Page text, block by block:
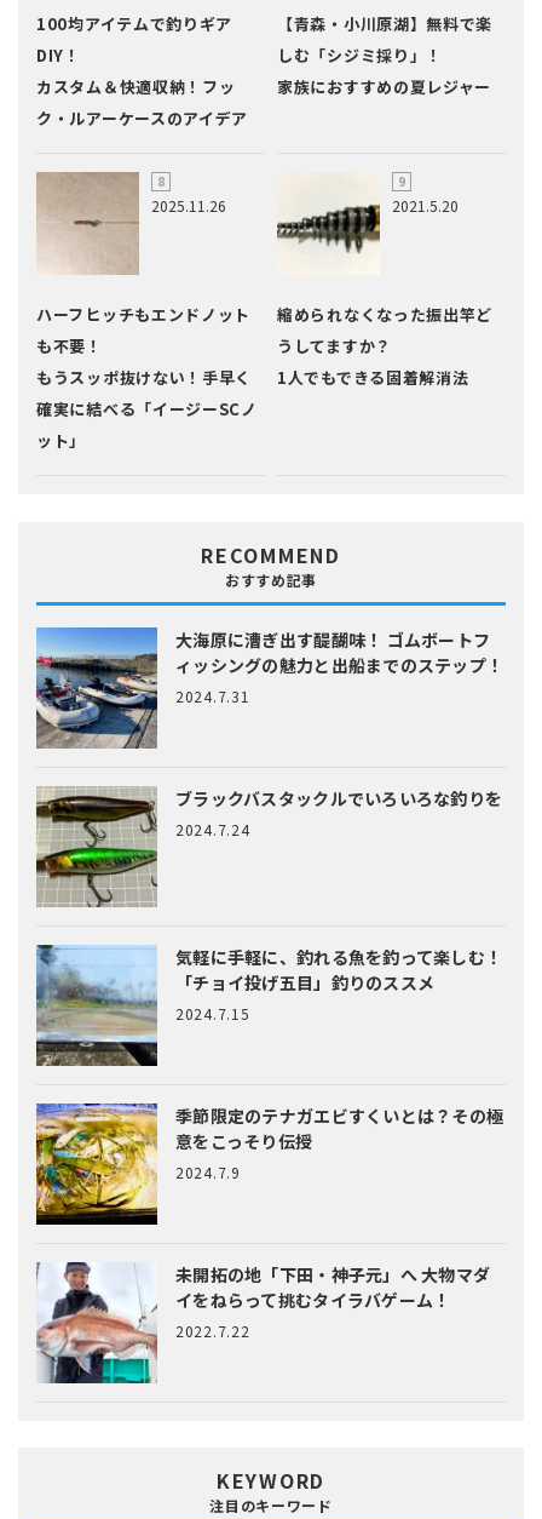
100均アイテムで釣りギア
DIY！
カスタム＆快適収納！フッ
ク・ルアーケースのアイデア
【青森・小川原湖】無料で楽
しむ「シジミ採り」！
家族におすすめの夏レジャー
2025.11.26
ハーフヒッチもエンドノット
も不要！
もうスッポ抜けない！手早く
確実に結べる「イージーSCノ
ット」
2021.5.20
縮められなくなった振出竿ど
うしてますか？
1人でもできる固着解消法
RECOMMEND
おすすめ記事
大海原に漕ぎ出す醍醐味！ ゴムボートフ
ィッシングの魅力と出船までのステップ！
2024.7.31
ブラックバスタックルでいろいろな釣りを
2024.7.24
気軽に手軽に、釣れる魚を釣って楽しむ！
「チョイ投げ五目」釣りのススメ
2024.7.15
季節限定のテナガエビすくいとは？ その極
意をこっそり伝授
2024.7.9
未開拓の地「下田・神子元」へ大物マダ
イをねらって挑むタイラバゲーム！
2022.7.22
KEYWORD
注目のキーワード